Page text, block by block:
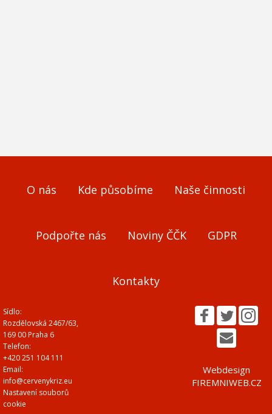
O nás Kde působíme Naše činnosti
Podpořte nás Noviny ČČK GDPR
Kontakty
Sídlo:
Rozdělovská 2467/63,
169 00 Praha 6
Telefon:
+420 251 104 111
Email:
info@cervenykriz.eu
Nastavení souborů
cookie
Webdesign
FIREMNIWEB.CZ